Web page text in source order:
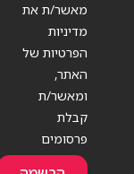
מאשר/ת את
מדיניות
הפרטיות של
האתר,
ומאשר/ת
קבלת
פרסומים